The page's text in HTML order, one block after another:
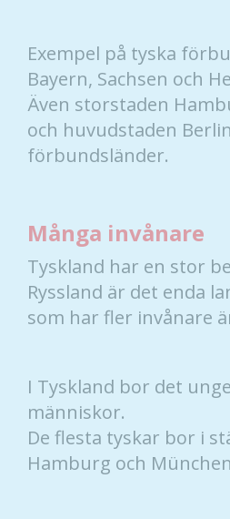
Exempel på tyska
Bayern, Sachsen och
Även storstaden
och huvudstaden
förbundsländer.
Många invånare
Tyskland har en stor
Ryssland är det enda
som har fler invånare
I Tyskland bor det
människor.
De flesta tyskar bor i
Hamburg och